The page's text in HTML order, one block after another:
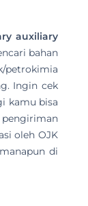
auxiliary
bahan
petrokimia
Ingin cek
kamu bisa
pengiriman
oleh OJK
di